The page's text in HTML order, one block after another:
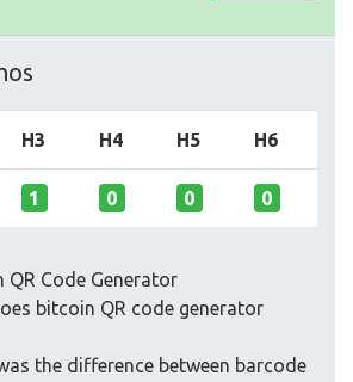
H3 H4 H5 H6
1 0 0 0
QR Code Generator
bitcoin QR code generator
the difference between barcode